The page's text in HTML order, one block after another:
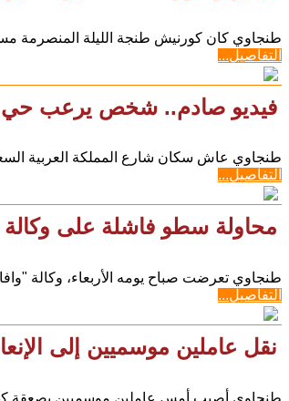
طنجاوي كان كورنيش طنجة الليلة المنصرمة
التفاصيل...
فيديو صادم.. شخص يرعب حي
طنجاوي عاش سكان شارع المملكة العربية
التفاصيل...
محاولة سطو فاشلة على وكالة
طنجاوي تعرضت صباح يومه الأربعاء، وكالة
التفاصيل...
نقل عاملين موسميين إلى